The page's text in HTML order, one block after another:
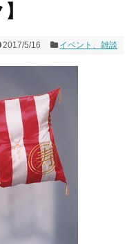
2017/5/16 イベント、雑談